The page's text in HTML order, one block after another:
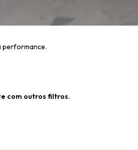
performance.
com outros filtros.